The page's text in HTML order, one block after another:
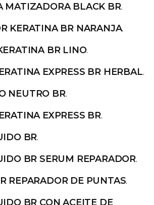
MATIZADORA BLACK BR.
KERATINA BR NARANJA.
BR LINO.
EXPRESS BR HERBAL.
NEUTRO BR.
EXPRESS BR.
BR.
BR SERUM REPARADOR.
REPARADOR DE PUNTAS.
BR CON ACEITE DE